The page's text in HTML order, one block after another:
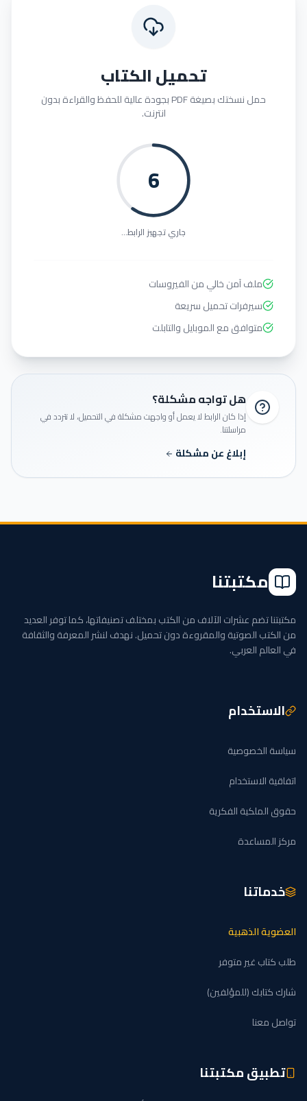
تحميل الكتاب
حمل نسختك بصيغة PDF بجودة عالية للحفظ والقراءة بدون
انترنت.
6
جاري تجهيز الرابط...
ملف آمن خالي من الفيروسات
سيرفرات تحميل سريعة
متوافق مع الموبايل والتابلت
هل تواجه مشكلة؟
إذا كان الرابط لا يعمل أو واجهت مشكلة في التحميل، لا تتردد في
مراسلتنا.
إبلاغ عن مشكلة
مكتبتنا
مكتبتنا تضم عشرات الآلاف من الكتب بمختلف تصنيفاتها، كما توفر العديد
من الكتب الصوتية والمقروءة دون تحميل. نهدف لنشر المعرفة والثقافة
في العالم العربي.
الاستخدام
سياسة الخصوصية
اتفاقية الاستخدام
حقوق الملكية الفكرية
مركز المساعدة
خدماتنا
العضوية الذهبية
طلب كتاب غير متوفر
شارك كتابك (للمؤلفين)
تواصل معنا
تطبيق مكتبتنا